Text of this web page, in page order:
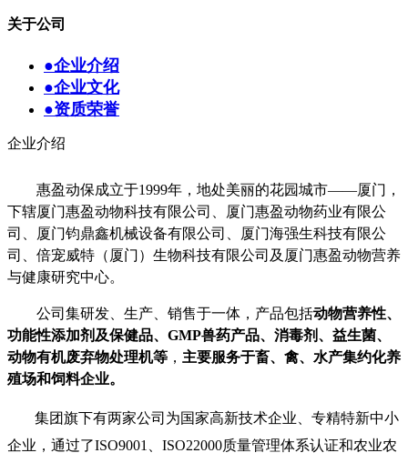
关于公司
●企业介绍
●企业文化
●资质荣誉
企业介绍
惠盈动保成立于1999年，地处美丽的花园城市——厦门，
下辖厦门惠盈动物科技有限公司、厦门惠盈动物药业有限公
司、厦门钧鼎鑫机械设备有限公司、厦门海强生科技有限公
司
倍宠威特（厦门）生物科技有限公司及 厦门惠盈动物营养
与健康研究中心。
公司集研发、生产、销售于一体，产品包括动物营养性、
功能性添加剂及保健品、 GMP兽药产品、消毒剂、 益生菌、
动物有机废弃物处理机等 ， 主要服务于畜、禽、水产集约化养
殖场和饲料企业。
集团旗下有两家公司 为国家高新技术企业 、专精特新中小
企业 ，通过了ISO9001 ISO22000质量管理体系认证和农业农